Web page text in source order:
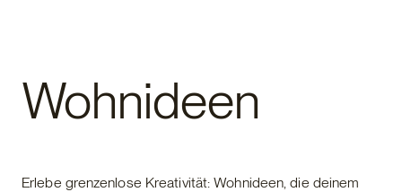
Wohnideen
Erlebe grenzenlose Kreativität: Wohnideen, die deinem